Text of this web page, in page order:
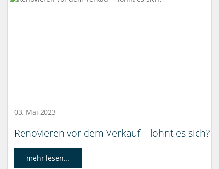
03. Mai 2023
Renovieren vor dem Verkauf – lohnt es sich?
mehr lesen...